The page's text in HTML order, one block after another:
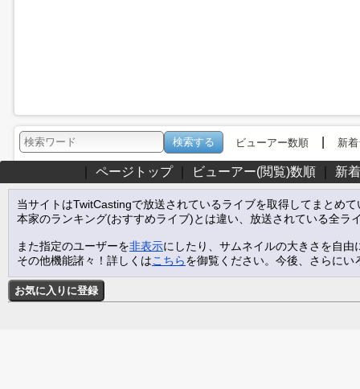
ビューアー数順| 新
ページトップ｜ ビューアー(閲覧)数順｜ 新
当サイトはTwitCastingで放送されているライブを取得してまとめ
本家のランキング(おすすめライブ)とは違い、放送されている全ラ
また指定のユーザーを非表示にしたり、サムネイルの大きさを自
その他機能諸々！詳しくはこちらを御覧ください。今後、さらに